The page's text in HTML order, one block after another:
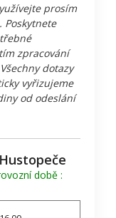
prosím
Poskytnete
zpracování
dotazy
vyřizujeme
od odeslání
době :